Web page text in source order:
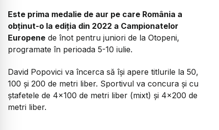
Este prima medalie de aur pe care România a
obținut-o la ediția din 2022 a Campionatelor
Europene de înot pentru juniori de la Otopeni,
programate în perioada 5-10 iulie.
David Popovici va încerca să își apere titlurile la 50,
100 și 200 de metri liber. Sportivul va concura și cu
ștafetele de 4x100 de metri liber (mixt) și 4x200 de
metri liber.